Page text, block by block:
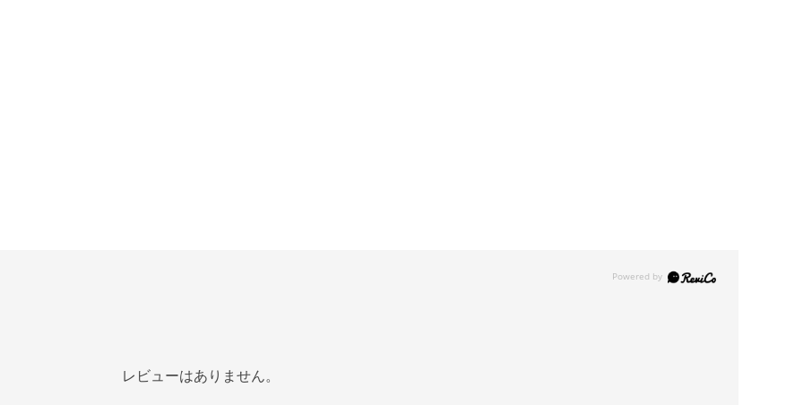
レビューはありません。